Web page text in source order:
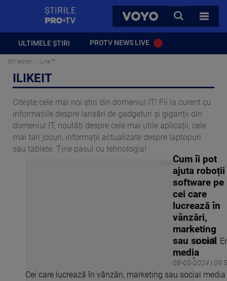
VOYO
CAUTA
TOATE
ULTIMELE ȘTIRI PROTV NEWS LIVE
Stirileprotv iLikeIT
ILIKEIT
Citește cele mai noi știri din domeniul IT! Fii la curent cu
informațiile despre lansări de gadgeturi și giganții din
domeniul IT, noutăți despre cele mai utile aplicații, cele
mai tari jocuri, informații actualizate despre laptopuri
sau tablete. Ține pasul cu tehnologia!
08-05-2024 |
Cum îi pot
ajuta roboții
software pe
cei care
lucrează în
vânzări,
marketing
sau social
media
Cei care lucrează în vânzări, marketing sau social media
iLikeIT.